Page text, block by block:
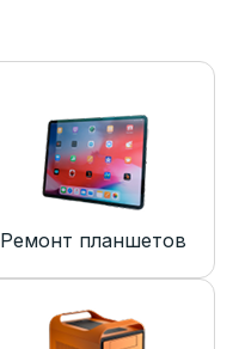
Ремонт планшетов